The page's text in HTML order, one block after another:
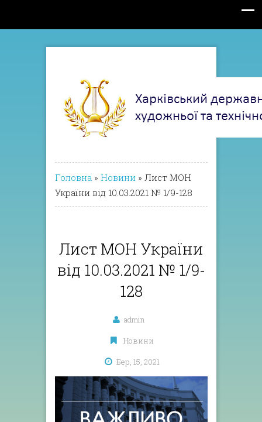
Головна » Новини » Лист МОН
України від 10.03.2021 № 1/9-128
Лист МОН України
від 10.03.2021 № 1/9-
128
admin
Новини
Бер, 15, 2021